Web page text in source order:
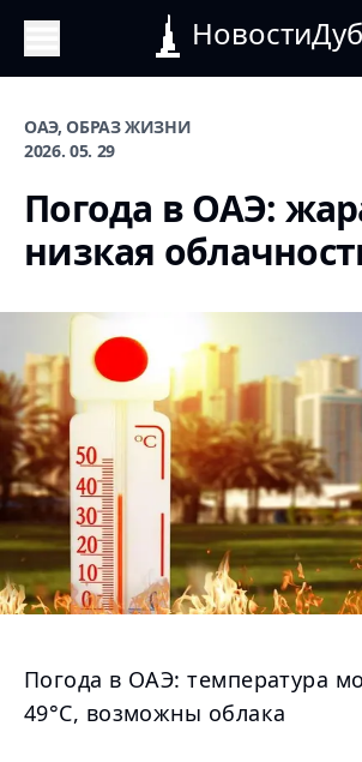
ОАЭ, ОБРАЗ ЖИЗНИ
2026. 05. 29
Погода в ОАЭ:
низкая
Погода в ОАЭ: температура
49°C, возможны облака